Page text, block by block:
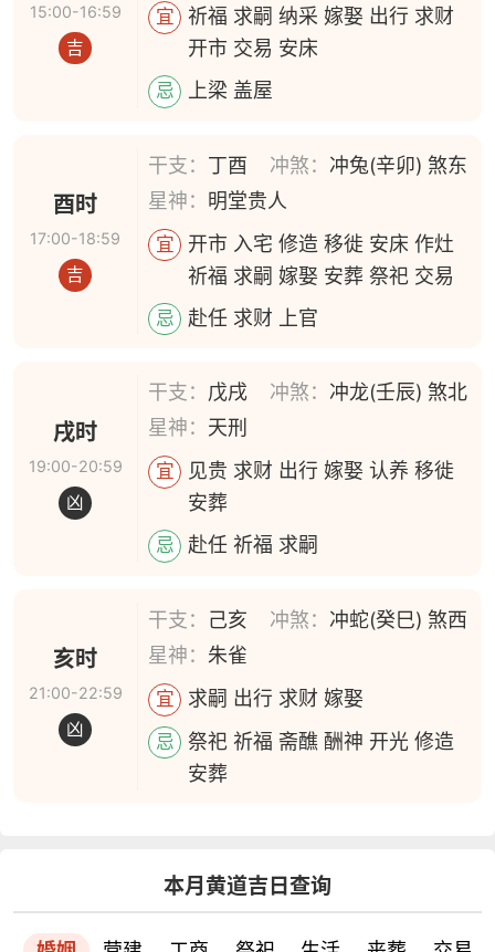
15:00-16:59
吉
宜
祈福 求嗣 纳采 嫁娶 出行 求财
开市 交易 安床
忌 上梁 盖屋
酉时
17:00-18:59
吉
干支： 丁酉 冲煞： 冲兔(辛卯) 煞东
星神： 明堂贵人
宜
开市 入宅 修造 移徙 安床 作灶
祈福 求嗣 嫁娶 安葬 祭祀 交易
忌 赴任 求财 上官
戌时
19:00-20:59
凶
干支： 戊戌 冲煞： 冲龙(壬辰) 煞北
星神： 天刑
宜
见贵 求财 出行 嫁娶 认养 移徙
安葬
忌 赴任 祈福 求嗣
亥时
21:00-22:59
凶
干支： 己亥 冲煞： 冲蛇(癸巳) 煞西
星神： 朱雀
宜 求嗣 出行 求财 嫁娶
忌
祭祀 祈福 斋醮 酬神 开光 修造
安葬
本月黄道吉日查询